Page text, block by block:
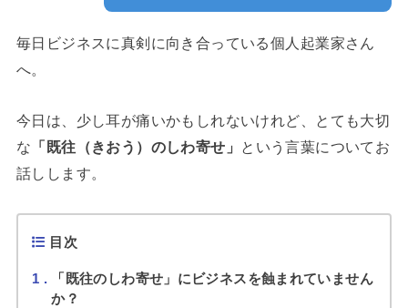
毎日ビジネスに真剣に向き合っている個人起業家さん
へ。
今日は、少し耳が痛いかもしれないけれど、とても大切
な 「既往（きおう）のしわ寄せ」
という言葉についてお
話しします。
目次
1
「既往のしわ寄せ」にビジネスを蝕まれていません
か？